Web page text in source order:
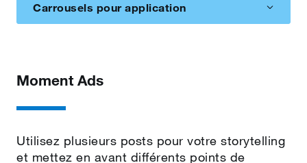
Carrousels pour application
Moment Ads
Utilisez plusieurs posts pour votre storytelling
et mettez en avant différents points de